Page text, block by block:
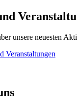
unsere neuesten
Veranstaltungen